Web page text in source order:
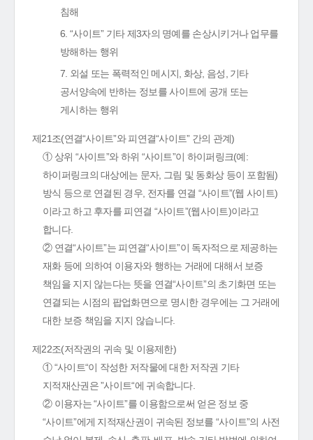
침해
6. “사이트” 기타 제3자의 명예를 손상시키거나 업무를
방해하는 행위
7. 외설 또는 폭력적인 메시지, 화상, 음성, 기타
공서양속에 반하는 정보를 사이트에 공개 또는
게시하는 행위
제21조(연결“사이트”와 피연결“사이트” 간의 관계)
① 상위 “사이트”와 하위 “사이트”이 하이퍼링크(예:
하이퍼링크의 대상에는 문자, 그림 및 동화상 등이 포함됨)
방식 등으로 연결된 경우, 전자를 연결 “사이트”(웹 사이트)
이라고 하고 후자를 피연결 “사이트”(웹사이트)이라고
합니다.
② 연결“사이트”는 피연결“사이트”이 독자적으로 제공하는
재화 등에 의하여 이용자와 행하는 거래에 대해서 보증
책임을 지지 않는다는 뜻을 연결“사이트”의 초기화면 또는
연결되는 시점의 팝업화면으로 명시한 경우에는 그 거래에
대한 보증 책임을 지지 않습니다.
제22조(저작권의 귀속 및 이용제한)
① “사이트“이 작성한 저작물에 대한 저작권 기타
지적재산권은 ”사이트“에 귀속합니다.
② 이용자는 “사이트”를 이용함으로써 얻은 정보 중
“사이트”에게 지적재산권이 귀속된 정보를 “사이트”의 사전